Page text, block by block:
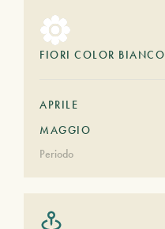
FIORI COLOR BIANCO
APRILE
MAGGIO
Periodo